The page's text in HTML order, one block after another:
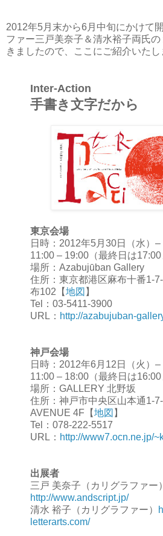
2012年5月末から6月中旬にかけて
ファー三戸美奈子＆清水裕子両氏
きましたので、ここにご紹介いたし
Inter-Action
手書き文字だから
東京会場
日時：2012年5月30日（水）–
11:00 – 19:00（最終日は17:00
場所：Azabujūban Gallery
住所：東京都港区麻布十番1-
布102【地図 】
Tel：03-5411-3900
URL： http://azabujuban-
神戸会場
日時：2012年6月12日（火）–
11:00 – 18:00（最終日は16:00
場所：GALLERY 北野坂
住所：神戸市中央区山本通1-
AVENUE 4F【地図 】
Tel：078-222-5517
URL： http://www7.ocn.ne.jp/
出展者
三戸 美奈子（カリグラファー）
http://www.andscript.jp/
清水 裕子（カリグラファー）
letterarts.com/